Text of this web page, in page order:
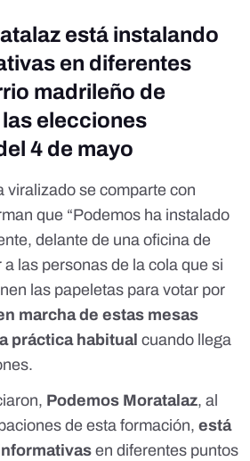
está instalando
en diferentes
madrileño de
elecciones
4 de mayo
viralizado se comparte con
que “Podemos ha instalado
delante de una oficina de
a las personas de la cola que si
las papeletas para votar por
marcha de estas mesas
práctica habitual cuando llega
Podemos Moratalaz, al
de esta formación, está
en diferentes puntos